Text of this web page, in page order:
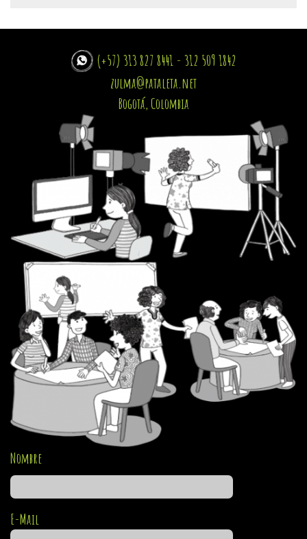
(+57) 313 827 8441 - 312 509 1842
zulma@pataleta.net
Bogotá, Colombia
Nombre
E-Mail